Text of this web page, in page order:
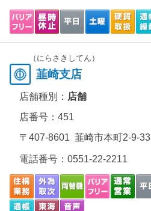
（にらさきしてん）
韮崎支店
店舗種別： 店舗
店番号：451
〒407-8601 韮崎市本町2-9-33
電話番号： 0551-22-2211